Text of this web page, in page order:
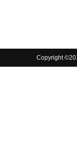
Copyright